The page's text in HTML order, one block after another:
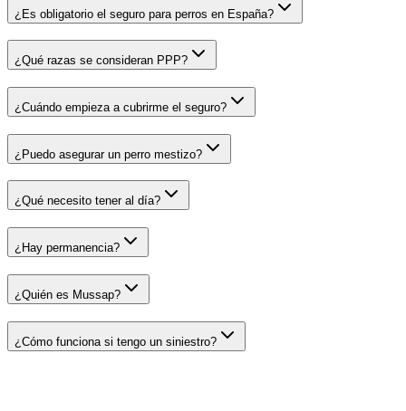
¿Es obligatorio el seguro para perros en España?
¿Qué razas se consideran PPP?
¿Cuándo empieza a cubrirme el seguro?
¿Puedo asegurar un perro mestizo?
¿Qué necesito tener al día?
¿Hay permanencia?
¿Quién es Mussap?
¿Cómo funciona si tengo un siniestro?